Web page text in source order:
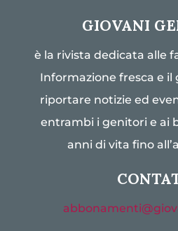
GIOVANI
è la rivista dedicata alle
Informazione fresca e il
riportare notizie ed
entrambi i genitori e ai
anni di vita fino